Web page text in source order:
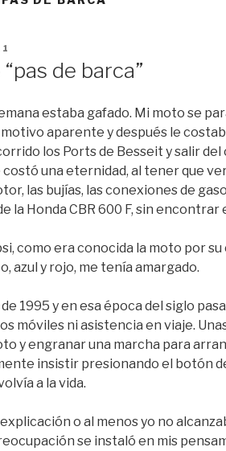
de barca”
estaba gafado. Mi moto se
aparente y después le
los Ports de Besseit y salir del
costó una eternidad, al tener que
las bujías, las conexiones de
la Honda CBR 600 F, sin encontrar
como era conocida la moto por
azul y rojo, me tenía amargado.
1995 y en esa época del siglo
móviles ni asistencia en viaje.
y engranar una marcha para
insistir presionando el botón
a la vida.
o al menos yo no
se instaló en mis